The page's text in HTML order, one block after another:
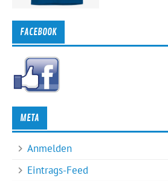
FACEBOOK
META
Anmelden
Eintrags-Feed